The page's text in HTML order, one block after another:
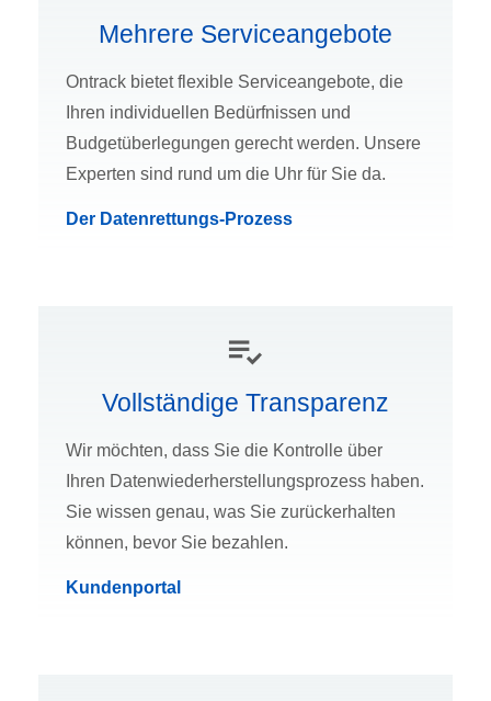
Mehrere Serviceangebote
Ontrack bietet flexible Serviceangebote, die
Ihren individuellen Bedürfnissen und
Budgetüberlegungen gerecht werden. Unsere
Experten sind rund um die Uhr für Sie da.
Der Datenrettungs-Prozess
Vollständige Transparenz
Wir möchten, dass Sie die Kontrolle über
Ihren Datenwiederherstellungsprozess haben.
Sie wissen genau, was Sie zurückerhalten
können, bevor Sie bezahlen.
Kundenportal